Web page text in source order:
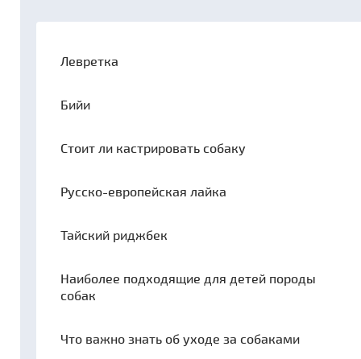
Левретка
Бийи
Стоит ли кастрировать собаку
Русско-европейская лайка
Тайский риджбек
Наиболее подходящие для детей породы
собак
Что важно знать об уходе за собаками